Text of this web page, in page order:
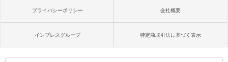
プライバシーポリシー 会社概要
インプレスグループ 特定商取引法に基づく表示